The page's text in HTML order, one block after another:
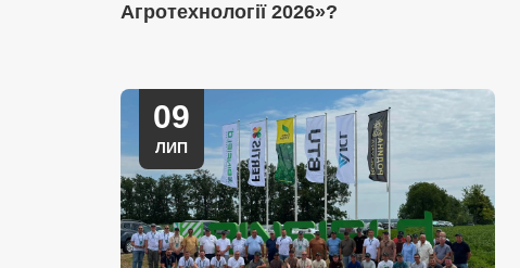
Агротехнології 2026»?
09
ЛИП